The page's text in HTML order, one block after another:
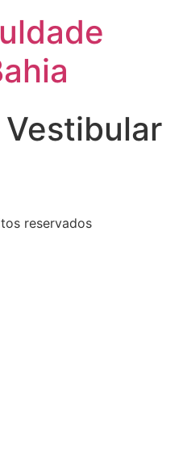
reservados